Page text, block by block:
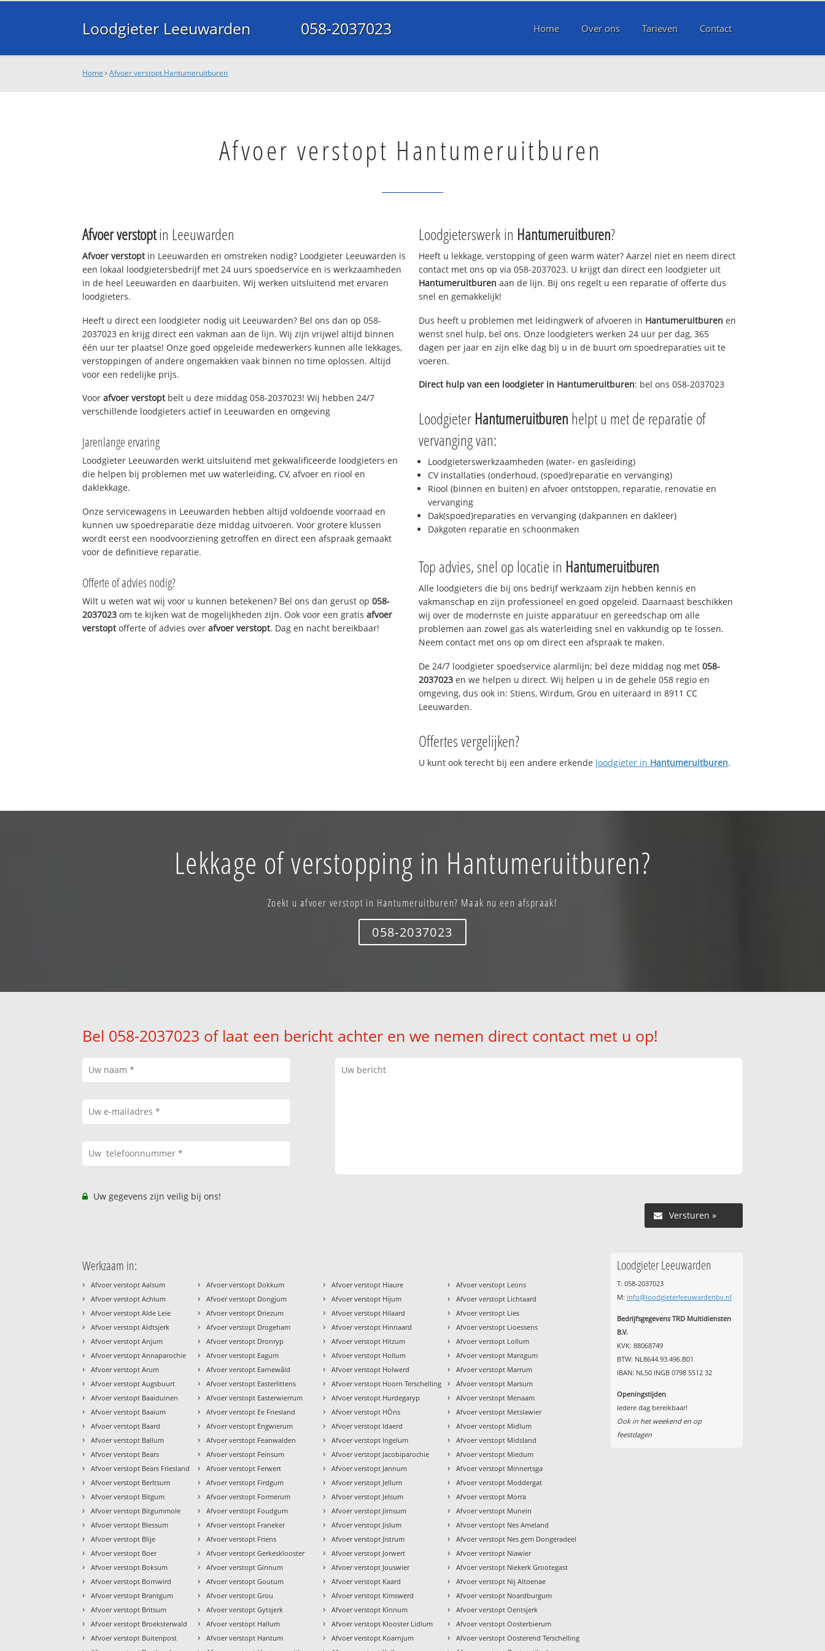
Loodgieter Leeuwarden 058-2037023 Home Over ons Tarieven Contact
Home ›Afvoer verstopt Hantumeruitburen
Afvoer verstopt Hantumeruitburen
Afvoer verstoptin Leeuwarden
Afvoer verstoptin Leeuwarden en omstreken nodig? Loodgieter Leeuwarden is
een lokaal loodgietersbedrijf met 24 uurs spoedservice en is werkzaamheden
in de heel Leeuwarden en daarbuiten. Wij werken uitsluitend met ervaren
loodgieters.
Heeft u direct een loodgieter nodig uit Leeuwarden? Bel ons dan op 058-
2037023 en krijg direct een vakman aan de lijn. Wij zijn vrijwel altijd binnen
één uur ter plaatse! Onze goed opgeleide medewerkers kunnen alle lekkages,
verstoppingen of andere ongemakken vaak binnen no time oplossen. Altijd
voor een redelijke prijs.
Voorafvoer verstoptbelt u deze middag 058-2037023! Wij hebben 24/7
verschillende loodgieters actief in Leeuwarden en omgeving
Jarenlange ervaring
Loodgieter Leeuwarden werkt uitsluitend met gekwalificeerde loodgieters en
die helpen bij problemen met uw waterleiding, CV, afvoer en riool en
daklekkage.
Onze servicewagens in Leeuwarden hebben altijd voldoende voorraad en
kunnen uw spoedreparatie deze middag uitvoeren. Voor grotere klussen
wordt eerst een noodvoorziening getroffen en direct een afspraak gemaakt
voor de definitieve reparatie.
Offerte of advies nodig?
Wilt u weten wat wij voor u kunnen betekenen? Bel ons dan gerust op058-
2037023 om te kijken wat de mogelijkheden zijn. Ook voor een gratisafvoer
verstoptofferte of advies overafvoer verstopt. Dag en nacht bereikbaar!
Loodgieterswerk in Hantumeruitburen?
Heeft u lekkage, verstopping of geen warm water? Aarzel niet en neem direct
contact met ons op via 058-2037023. U krijgt dan direct een loodgieter uit
Hantumeruitburen aan de lijn. Bij ons regelt u een reparatie of offerte dus
snel en gemakkelijk!
Dus heeft u problemen met leidingwerk of afvoeren in Hantumeruitburen en
wenst snel hulp, bel ons. Onze loodgieters werken 24 uur per dag, 365
dagen per jaar en zijn elke dag bij u in de buurt om spoedreparaties uit te
voeren.
Direct hulp van een loodgieter in Hantumeruitburen: bel ons 058-2037023
Loodgieter Hantumeruitburen helpt u met de reparatie of
vervanging van:
Loodgieterswerkzaamheden (water- en gasleiding)
CV installaties (onderhoud, (spoed)reparatie en vervanging)
Riool (binnen en buiten) en afvoer ontstoppen, reparatie, renovatie en
vervanging
Dak(spoed)reparaties en vervanging (dakpannen en dakleer)
Dakgoten reparatie en schoonmaken
Top advies, snel op locatie in Hantumeruitburen
Alle loodgieters die bij ons bedrijf werkzaam zijn hebben kennis en
vakmanschap en zijn professioneel en goed opgeleid. Daarnaast beschikken
wij over de modernste en juiste apparatuur en gereedschap om alle
problemen aan zowel gas als waterleiding snel en vakkundig op te lossen.
Neem contact met ons op om direct een afspraak te maken.
De 24/7 loodgieter spoedservice alarmlijn; bel deze middag nog met 058-
2037023 en we helpen u direct. Wij helpen u in de gehele 058 regio en
omgeving, dus ook in: Stiens, Wirdum, Grou en uiteraard in 8911 CC
Leeuwarden.
Offertes vergelijken?
U kunt ook terecht bij een andere erkende loodgieter in Hantumeruitburen.
Lekkage of verstopping in Hantumeruitburen?
Zoekt u afvoer verstopt in Hantumeruitburen? Maak nu een afspraak!
058-2037023
Bel 058-2037023 of laat een bericht achter en we nemen direct contact met u op!
Uw gegevens zijn veilig bij ons!
Versturen »
Werkzaam in:
› Afvoer verstopt Aalsum
› Afvoer verstopt Achlum
› Afvoer verstopt Alde Leie
› Afvoer verstopt Aldtsjerk
› Afvoer verstopt Anjum
› Afvoer verstopt Annaparochie
› Afvoer verstopt Arum
› Afvoer verstopt Augsbuurt
› Afvoer verstopt Baaiduinen
› Afvoer verstopt Baaium
› Afvoer verstopt Baard
› Afvoer verstopt Ballum
› Afvoer verstopt Bears
› Afvoer verstopt Bears Friesland
› Afvoer verstopt Berltsum
› Afvoer verstopt Bitgum
› Afvoer verstopt Bitgummole
› Afvoer verstopt Blessum
› Afvoer verstopt Blije
› Afvoer verstopt Boer
› Afvoer verstopt Boksum
› Afvoer verstopt Bornwird
› Afvoer verstopt Brantgum
› Afvoer verstopt Britsum
› Afvoer verstopt Broeksterwald
› Afvoer verstopt Buitenpost
› Afvoer verstopt Dokkum
› Afvoer verstopt Dongjum
› Afvoer verstopt Driezum
› Afvoer verstopt Drogeham
› Afvoer verstopt Dronryp
› Afvoer verstopt Eagum
› Afvoer verstopt Earnewâld
› Afvoer verstopt Easterlittens
› Afvoer verstopt Easterwierrum
› Afvoer verstopt Ee Friesland
› Afvoer verstopt Engwierum
› Afvoer verstopt Feanwalden
› Afvoer verstopt Feinsum
› Afvoer verstopt Ferwert
› Afvoer verstopt Firdgum
› Afvoer verstopt Formerum
› Afvoer verstopt Foudgum
› Afvoer verstopt Franeker
› Afvoer verstopt Friens
› Afvoer verstopt Gerkesklooster
› Afvoer verstopt Ginnum
› Afvoer verstopt Goutum
› Afvoer verstopt Grou
› Afvoer verstopt Gytsjerk
› Afvoer verstopt Hallum
› Afvoer verstopt Hantum
› Afvoer verstopt Hiaure
› Afvoer verstopt Hijum
› Afvoer verstopt Hilaard
› Afvoer verstopt Hinnaard
› Afvoer verstopt Hitzum
› Afvoer verstopt Hollum
› Afvoer verstopt Holwerd
› Afvoer verstopt Hoorn Terschelling
› Afvoer verstopt Hurdegaryp
› Afvoer verstopt HÒns
› Afvoer verstopt Idaerd
› Afvoer verstopt Ingelum
› Afvoer verstopt Jacobiparochie
› Afvoer verstopt Jannum
› Afvoer verstopt Jellum
› Afvoer verstopt Jelsum
› Afvoer verstopt Jirnsum
› Afvoer verstopt Jislum
› Afvoer verstopt Jistrum
› Afvoer verstopt Jorwert
› Afvoer verstopt Jouswier
› Afvoer verstopt Kaard
› Afvoer verstopt Kimswerd
› Afvoer verstopt Kinnum
› Afvoer verstopt Klooster Lidlum
› Afvoer verstopt Koarnjum
› Afvoer verstopt Leons
› Afvoer verstopt Lichtaard
› Afvoer verstopt Lies
› Afvoer verstopt Lioessens
› Afvoer verstopt Lollum
› Afvoer verstopt Mantgum
› Afvoer verstopt Marrum
› Afvoer verstopt Marsum
› Afvoer verstopt Menaam
› Afvoer verstopt Metslawier
› Afvoer verstopt Midlum
› Afvoer verstopt Midsland
› Afvoer verstopt Miedum
› Afvoer verstopt Minnertsga
› Afvoer verstopt Moddergat
› Afvoer verstopt Morra
› Afvoer verstopt Munein
› Afvoer verstopt Nes Ameland
› Afvoer verstopt Nes gem Dongeradeel
› Afvoer verstopt Niawier
› Afvoer verstopt Niekerk Grootegast
› Afvoer verstopt Nij Altoenae
› Afvoer verstopt Noardburgum
› Afvoer verstopt Oentsjerk
› Afvoer verstopt Oosterbierum
› Afvoer verstopt Oosterend Terschelling
Loodgieter Leeuwarden
T: 058-2037023
M: info@loodgieterleeuwardenbv.nl
Bedrijfsgegevens TRD Multidiensten
B.V.
KVK: 88068749
BTW: NL8644.93.496.B01
IBAN: NL50 INGB 0798 5512 32
Openingstijden
Iedere dag bereikbaar!
Ook in het weekend en op
feestdagen